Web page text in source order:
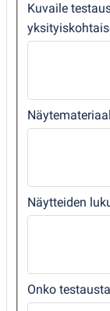
Kuvaile
Näytteiden
Onko